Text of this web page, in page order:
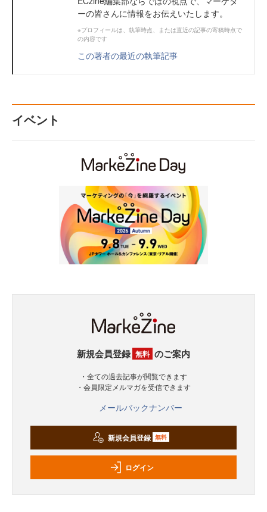
ーの皆さんに情報をお伝えいたします。
※プロフィールは、執筆時点、または直近の記事の寄稿時点で
の内容です
この著者の最近の執筆記事
イベント
新規会員登録 無料 のご案内
・全ての過去記事が閲覧できます
・会員限定メルマガを受信できます
メールバックナンバー
新規会員登録 無料
ログイン